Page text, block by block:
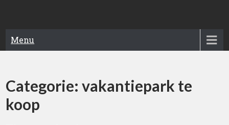
Menu
Categorie:vakantiepark te
koop